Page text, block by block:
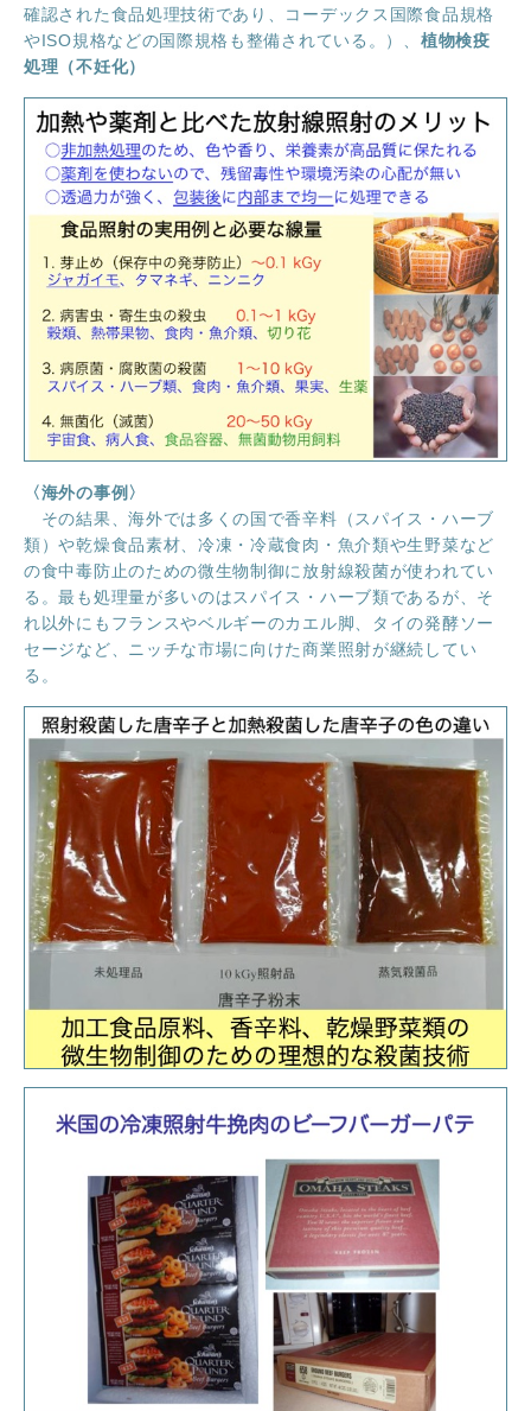
ほくげんこんライブラリ
確認された食品処理技術であり、コーデックス国際食品規格
やISO規格などの国際規格も整備されている。）、 植物検疫
処理（不妊化）
〈海外の事例〉
その結果、海外では多くの国で香辛料（スパイス・ハーブ
類）や乾燥食品素材、冷凍・冷蔵食肉・魚介類や生野菜など
の食中毒防止のための微生物制御に放射線殺菌が使われてい
る。最も処理量が多いのはスパイス・ハーブ類であるが、そ
れ以外にもフランスやベルギーのカエル脚、タイの発酵ソー
セージなど、ニッチな市場に向けた商業照射が継続してい
る。